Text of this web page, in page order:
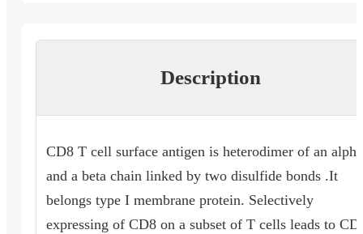
Description
CD8 T cell surface antigen is heterodimer of an alpha
and a beta chain linked by two disulfide bonds .It
belongs type I membrane protein. Selectively
expressing of CD8 on a subset of T cells leads to